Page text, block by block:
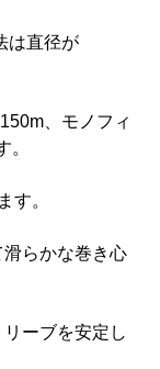
は直径が
、モノフィ
。
す。
らかな巻き心
ーブを安定し